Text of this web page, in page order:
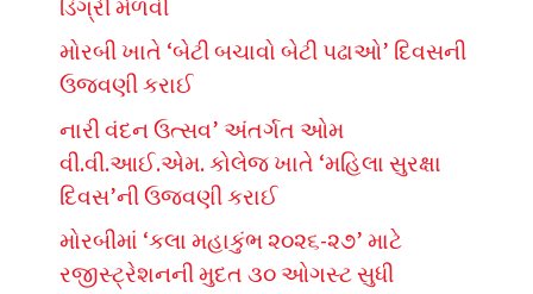
ડિગ્રી મેળવી
મોરબી ખાતે ‘બેટી બચાવો બેટી પઢાઓ’ દિવસની
ઉજવણી કરાઈ
નારી વંદન ઉત્સવ’ અંતર્ગત ઓમ
વી.વી.આઈ.એમ. કોલેજ ખાતે ‘મહિલા સુરક્ષા
દિવસ’ની ઉજવણી કરાઈ
મોરબીમાં ‘કલા મહાકુંભ ૨૦૨૬-૨૭’ માટે
રજીસ્ટ્રેશનની મુદત ૩૦ ઓગસ્ટ સુધી